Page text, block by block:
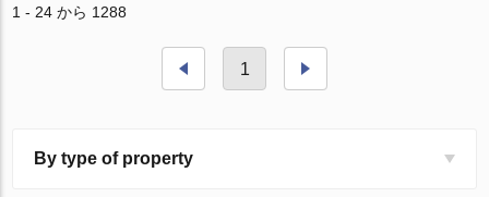
1 - 24 から 1288
1
By type of property